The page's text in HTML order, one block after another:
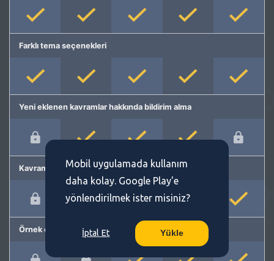
Farklı tema seçenekleri
Yeni eklenen kavramlar hakkında bildirim alma
Kavram önerme
Örnek cümleler
Mobil uygulamada kullanım
daha kolay. Google Play'e
yönlendirilmek ister misiniz?
İptal Et Yükle